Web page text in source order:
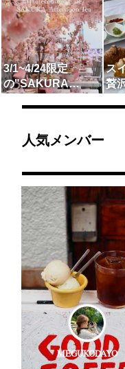
3/1~4/24限定
の"SAKURA
ス
贅
人気メンバー
MEGUKODAYO